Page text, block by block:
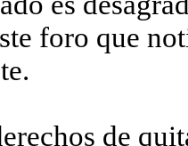
foro que
de